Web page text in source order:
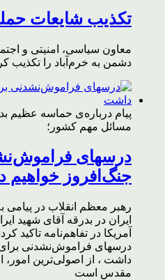
تکذیب شایعات
معاون سیاسی، امنیتی و
دشمن به خرم‌آباد را تکذیب
پیام درباره‌ی حماسه عظیم
مسائل مهم کشور؛
درسهای
جنگ‌افروز
رهبر معظم انقلاب در
ایران در بدرقه آقای شهید
آمریکا در تفاهم‌نامه تاکید
درسهای فراموش‌نشدنی برای
داشت ، از اصولی‌ترین امور،
مقدس است